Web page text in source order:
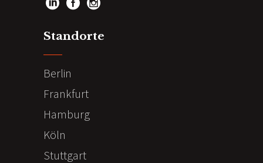
Standorte
Berlin
Frankfurt
Hamburg
Köln
Stuttgart